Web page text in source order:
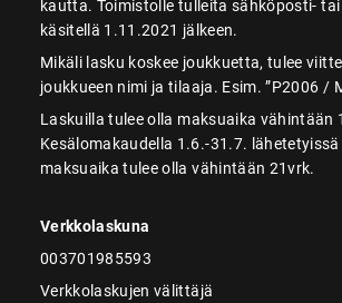
kautta. Toimistolle tulleita sähköposti-
käsitellä 1.11.2021 jälkeen.
Mikäli lasku koskee joukkuetta, tulee
joukkueen nimi ja tilaaja. Esim. ”P2006 /
Laskuilla tulee olla maksuaika vähintään
Kesälomakaudella 1.6.-31.7.
maksuaika tulee olla vähintään 21vrk.
Verkkolaskuna
003701985593
Verkkolaskujen välittäjä